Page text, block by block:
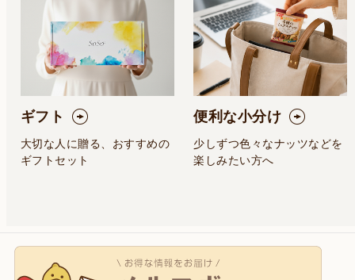
ギフト
大切な人に贈る、おすすめの
ギフトセット
便利な小分け
少しずつ色々なナッツなどを
楽しみたい方へ